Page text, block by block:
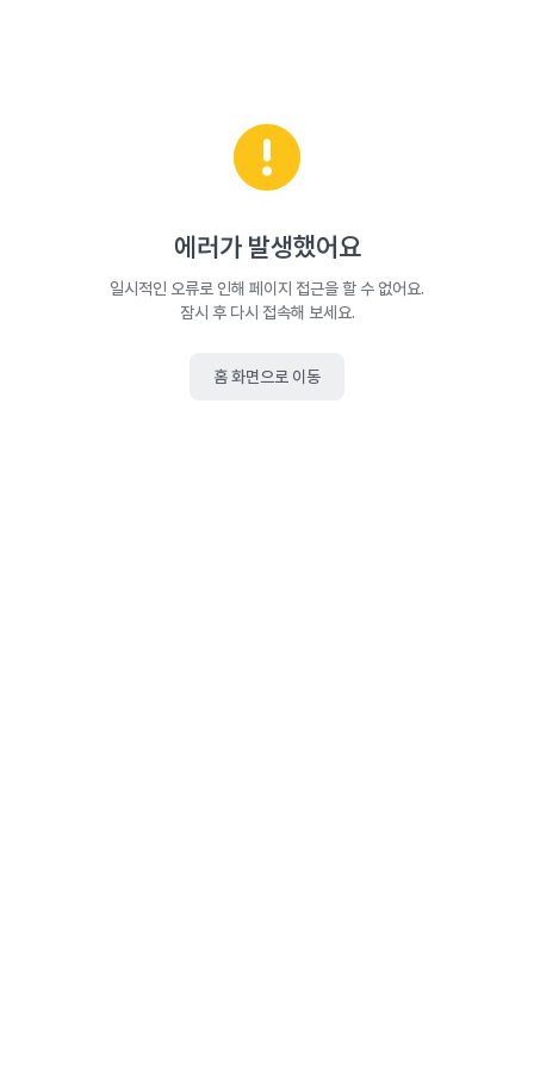
에러가 발생했어요
일시적인 오류로 인해 페이지 접근을 할 수 없어요.
잠시 후 다시 접속해 보세요.
홈 화면으로 이동